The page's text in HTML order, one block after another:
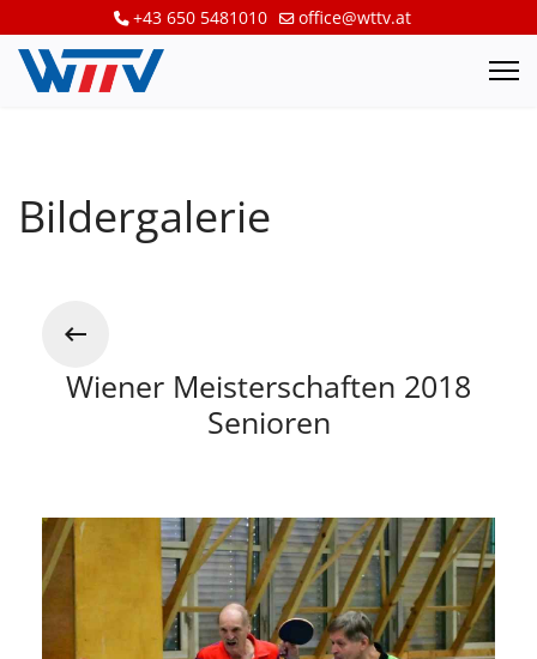
+43 650 5481010 office@wttv.at
Bildergalerie
Wiener Meisterschaften 2018
Senioren